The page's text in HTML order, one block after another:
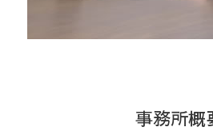
事務所概